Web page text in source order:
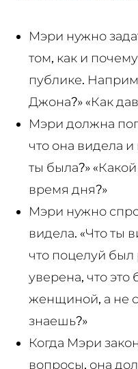
Мэри нужно
том, как и
публике.
Джона?» «Как
Мэри должна
что она видела
ты была?»
время дня?»
Мэри нужно
видела. «Что ты
что поцелуй
уверена, что
женщиной, а не
знаешь?»
Когда Мэри
вопросы, она